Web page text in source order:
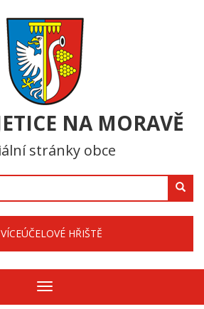
NA MORAVĚ
stránky obce
HŘIŠTĚ
Zobrazit/skrýt
navigaci